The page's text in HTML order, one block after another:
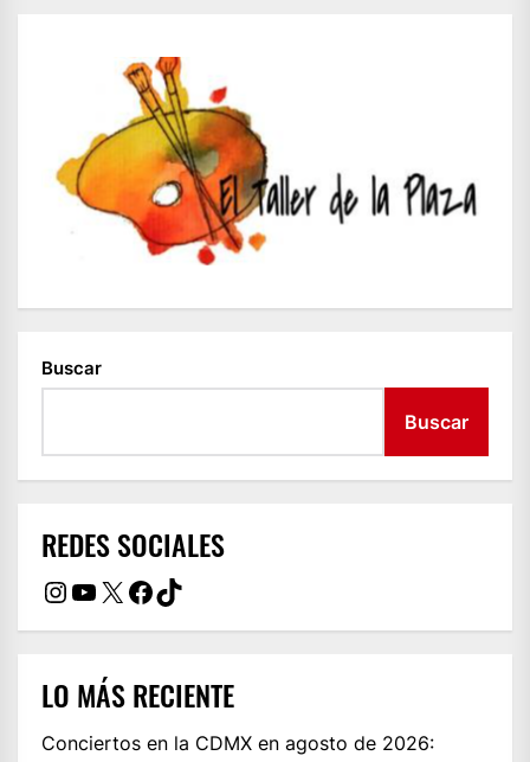
Buscar
Buscar
REDES SOCIALES
Instagram
YouTube
X Facebook
TikTok
LO MÁS RECIENTE
Conciertos en la CDMX en agosto de 2026: